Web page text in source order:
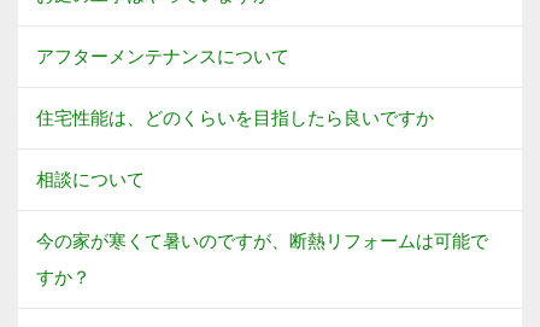
アフターメンテナンスについて
住宅性能は、どのくらいを目指したら良いですか
相談について
今の家が寒くて暑いのですが、断熱リフォームは可能で
すか？